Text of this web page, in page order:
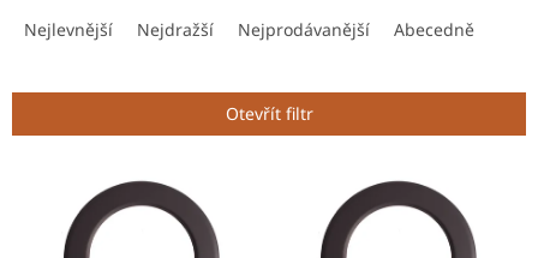
í
Nejlevnější Nejdražší Nejprodávanější Abecedně
Otevřít filtr